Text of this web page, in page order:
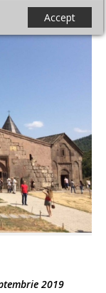
Accept
2019